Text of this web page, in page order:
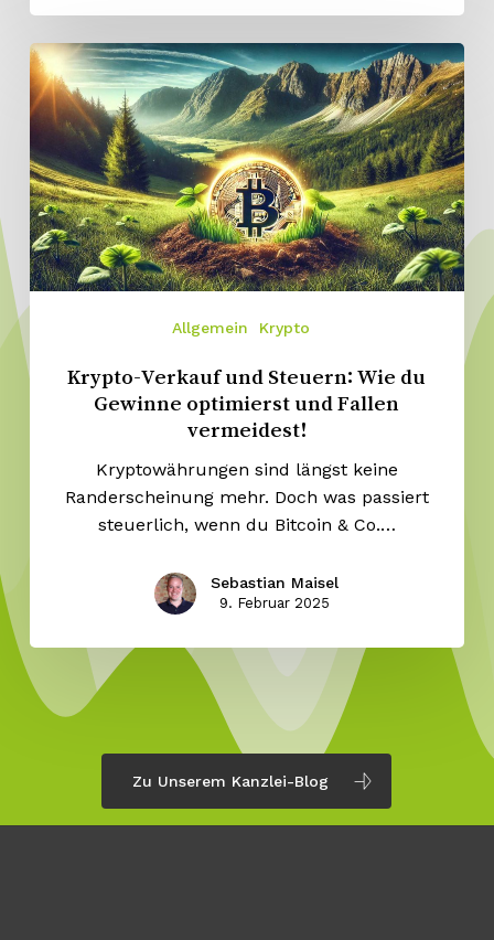
Allgemein Krypto
Krypto-Verkauf und Steuern: Wie du
Gewinne optimierst und Fallen
vermeidest!
Kryptowährungen sind längst keine
Randerscheinung mehr. Doch was passiert
steuerlich, wenn du Bitcoin & Co.…
Sebastian Maisel
9. Februar 2025
Zu Unserem Kanzlei-Blog